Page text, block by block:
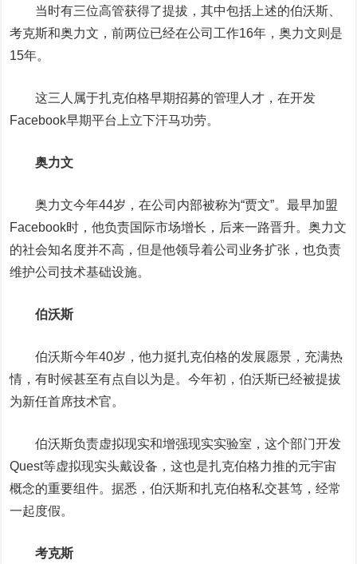
当时有三位高管获得了提拔，其中包括上述的伯沃斯、
考克斯和奥力文，前两位已经在公司工作16年，奥力文则是
15年。
这三人属于扎克伯格早期招募的管理人才，在开发
Facebook早期平台上立下汗马功劳。
奥力文
奥力文今年44岁，在公司内部被称为“贾文”。最早加盟
Facebook时，他负责国际市场增长，后来一路晋升。奥力文
的社会知名度并不高，但是他领导着公司业务扩张，也负责
维护公司技术基础设施。
伯沃斯
伯沃斯今年40岁，他力挺扎克伯格的发展愿景，充满热
情，有时候甚至有点自以为是。今年初，伯沃斯已经被提拔
为新任首席技术官。
伯沃斯负责虚拟现实和增强现实实验室，这个部门开发
Quest等虚拟现实头戴设备，这也是扎克伯格力推的元宇宙
概念的重要组件。据悉，伯沃斯和扎克伯格私交甚笃，经常
一起度假。
考克斯